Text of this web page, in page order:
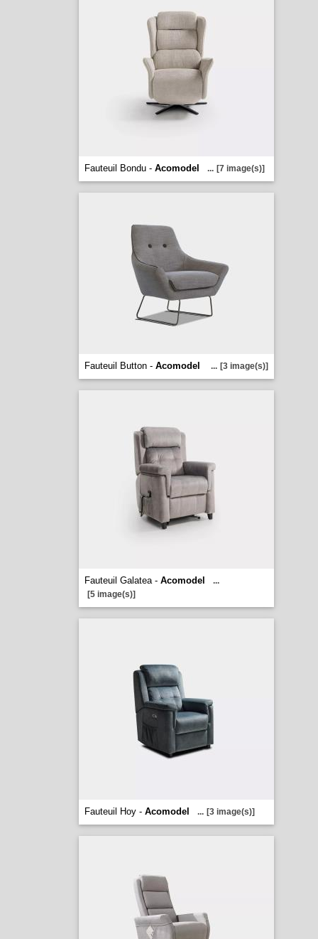
Fauteuil Bondu - Acomodel ... [7 image(s)]
Fauteuil Button - Acomodel ... [3 image(s)]
Fauteuil Galatea - Acomodel
...
[5 image(s)]
Fauteuil Hoy - Acomodel ... [3 image(s)]